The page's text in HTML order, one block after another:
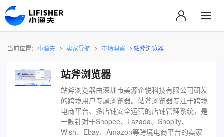
当前位置： 小渔夫 卖家导航 市场洞察 站斧浏览器
站斧浏览器
站斧浏览器由深圳市美源企悦科技有限公司研发
的跨境用户专属浏览器。站斧浏览器专注于跨境
电商平台、多店铺安全运营的店铺管理系统，是
一款针对于Shopee、Lazada、Shopify、
Wish、Ebay、Amazon等跨境电商平台的卖家